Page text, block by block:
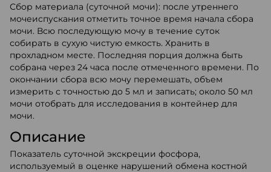
Сбор материала (суточной мочи): после утреннего
мочеиспускания отметить точное время начала сбора
мочи. Всю последующую мочу в течение суток
собирать в сухую чистую емкость. Хранить в
прохладном месте. Последняя порция должна быть
собрана через 24 часа после отмеченного времени. По
окончании сбора всю мочу перемешать, объем
измерить с точностью до 5 мл и записать; около 50 мл
мочи отобрать для исследования в контейнер для
мочи.
Описание
Показатель суточной экскреции фосфора,
используемый в оценке нарушений обмена костной